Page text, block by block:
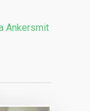
Ankersmit